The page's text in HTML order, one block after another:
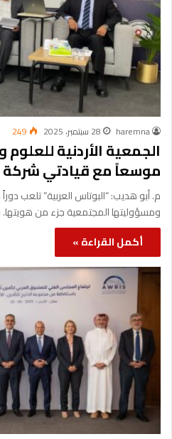
haremna 28 سبتمبر، 2025 249
الجمعية الأردنية
موسعاً مع قيادتي شركة
م. أبو هديب: “البوتاس العربية” تلعب
ومسؤوليتها المجتمعية جزء من هويتها.
أكمل القراءة »